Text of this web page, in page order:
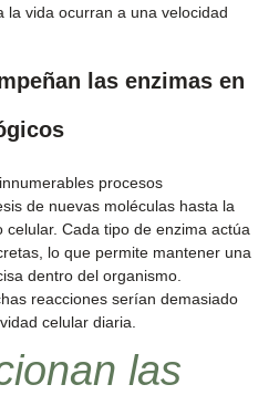
la vida ocurran a una velocidad
las enzimas en
procesos
de nuevas moléculas hasta la
Cada tipo de enzima actúa
lo que permite mantener una
dentro del organismo.
reacciones serían demasiado
celular diaria.
las